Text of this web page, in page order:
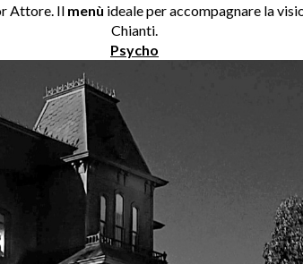
Attore. Il menù ideale per accompagnare la
Chianti.
Psycho